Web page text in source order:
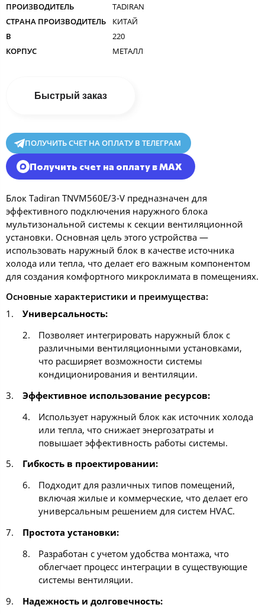
ПРОИЗВОДИТЕЛЬ
TADIRAN
СТРАНА ПРОИЗВОДИТЕЛЬ
КИТАЙ
В
220
КОРПУС
МЕТАЛЛ
Быстрый заказ
ПОЛУЧИТЬ СЧЕТ НА ОПЛАТУ В ТЕЛЕГРАМ
Получить счет на оплату в MAX
Блок Tadiran TNVM560E/3-V предназначен для
эффективного подключения наружного блока
мультизональной системы к секции вентиляционной
установки. Основная цель этого устройства —
использовать наружный блок в качестве источника
холода или тепла, что делает его важным компонентом
для создания комфортного микроклимата в помещениях.
Основные характеристики и преимущества:
Универсальность:
Позволяет интегрировать наружный блок с
различными вентиляционными установками,
что расширяет возможности системы
кондиционирования и вентиляции.
Эффективное использование ресурсов:
Использует наружный блок как источник холода
или тепла, что снижает энергозатраты и
повышает эффективность работы системы.
Гибкость в проектировании:
Подходит для различных типов помещений,
включая жилые и коммерческие, что делает его
универсальным решением для систем HVAC.
Простота установки:
Разработан с учетом удобства монтажа, что
облегчает процесс интеграции в существующие
системы вентиляции.
Надежность и долговечность: